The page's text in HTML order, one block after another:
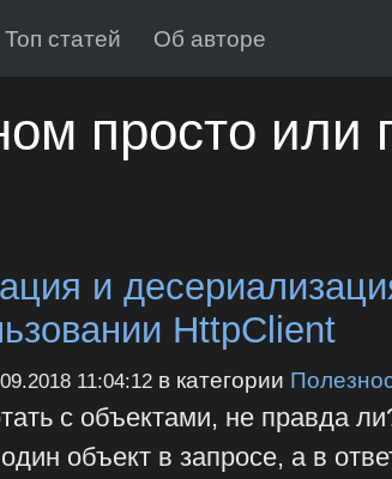
Топ статей Об авторе
просто или
и
HttpClient
11:04:12в категории
с объектами, не правда
объект в запросе, а в